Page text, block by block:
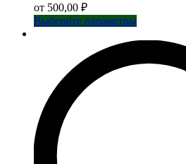
от 500,00 ₽
Выберите параметрыЭтот
вариаций.